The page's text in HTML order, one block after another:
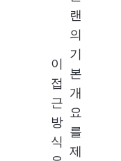
이
접
근
방
식
랜
의
기
본
개
요
를
제